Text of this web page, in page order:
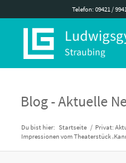
Telefon: 09421 /
Blog - Aktuelle
Du bist hier: Startseite / Privat:
Impressionen vom Theaterstück